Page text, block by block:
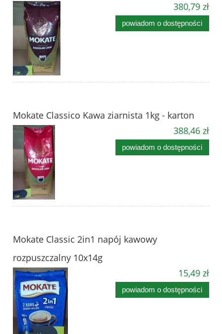
380,79 zł
powiadom o dostępności
Mokate Classico Kawa ziarnista 1kg - karton
388,46 zł
powiadom o dostępności
Mokate Classic 2in1 napój kawowy
rozpuszczalny 10x14g
15,49 zł
powiadom o dostępności